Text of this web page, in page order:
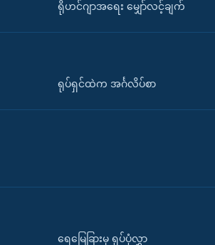
ရိုဟင်ဂျာအရေး မျှော်လင့်ချက်
ရုပ်ရှင်ထဲက အင်္ဂလိပ်စာ
ရေမြေခြားမှ ရုပ်ပုံလွှာ